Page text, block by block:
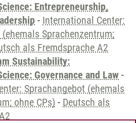
Entrepreneurship,
- International Center:
Sprachenzentrum;
als Fremdsprache A2
Sustainability:
Governance and Law -
Sprachangebot (ehemals
ohne CPs) - Deutsch als